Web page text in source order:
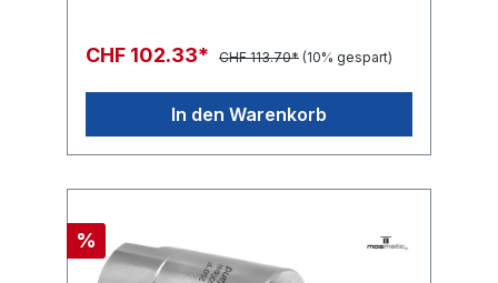
CHF 102.33* CHF 113.70* (10% gespart)
In den Warenkorb
%